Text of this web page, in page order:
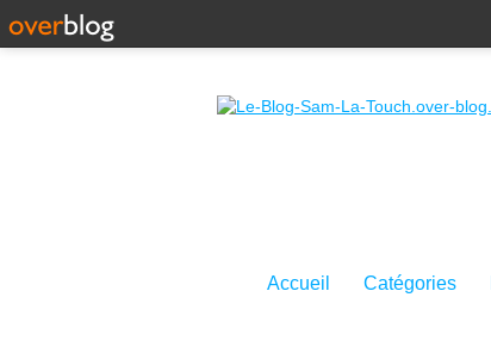
Accueil Catégories